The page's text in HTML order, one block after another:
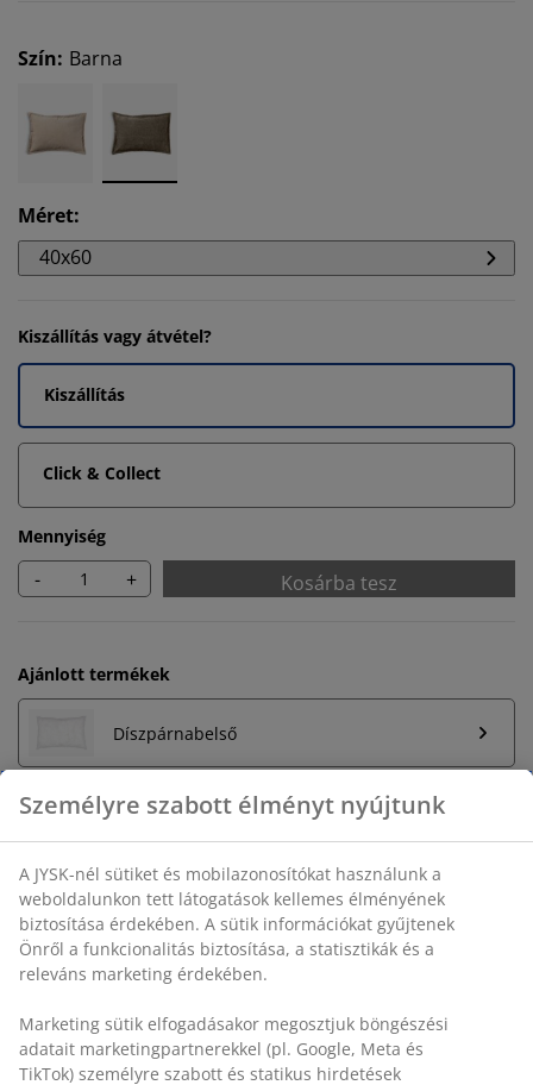
Szín: Barna
Méret:
40x60
Kiszállítás vagy átvétel?
Kiszállítás
Click & Collect
Mennyiség
- + Kosárba tesz
Ajánlott termékek
Díszpárnabelső
Időkorlát nélkül - bármelyik JYSK áruházban
Árgarancia
30 napos árgarancia minden termékre
Rugalmas házhozszállítás
Személyre szabott élményt nyújtunk
A JYSK-nél sütiket és mobilazonosítókat használunk a
biztosítása érdekében. A sütik információkat gyűjtenek
Önről a funkcionalitás biztosítása, a statisztikák és a
releváns marketing érdekében.